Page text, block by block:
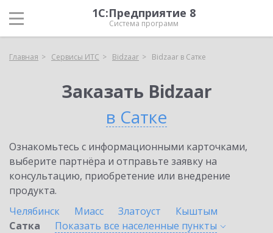
1С:Предприятие 8
Система программ
Главная Сервисы ИТС Bidzaar Bidzaar в Сатке
Заказать Bidzaar
в Сатке
Ознакомьтесь с информационными карточками,
выберите партнёра и отправьте заявку на
консультацию, приобретение или внедрение
продукта.
Челябинск
Миасс Златоуст
Кыштым
Сатка
Показать все населенные пункты